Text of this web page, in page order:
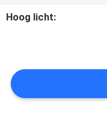
POLICY
Hoog licht: